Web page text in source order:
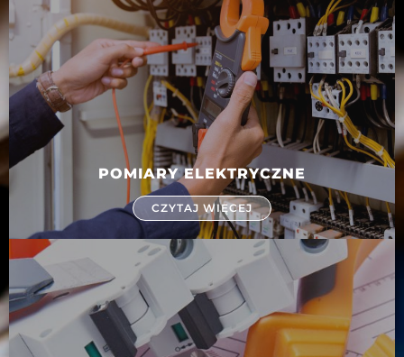
POMIARY ELEKTRYCZNE
CZYTAJ WIĘCEJ